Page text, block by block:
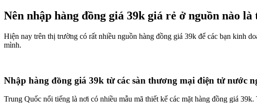
Nên nhập hàng đồng giá 39k giá rẻ ở nguồn nào là
Hiện nay trên thị trường có rất nhiều nguồn hàng đồng giá 39k để các bạn kinh
mình.
Nhập hàng đồng giá 39k từ các sàn thương mại điện tử nước
Trung Quốc nổi tiếng là nơi có nhiều mẫu mã thiết kế các mặt hàng đồng giá